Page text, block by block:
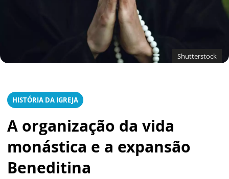
Shutterstock
HISTÓRIA DA IGREJA
A organização da vida
monástica e a expansão
Beneditina